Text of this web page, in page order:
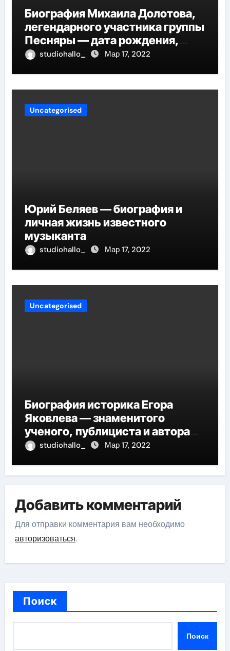
Биография Михаила Долотова,
легендарного участника группы
Песняры — дата рождения,
творческий путь и невероятные
studiohallo_ Мар 17, 2022
Uncategorised
Юрий Беляев — биография и
личная жизнь известного
музыканта
studiohallo_ Мар 17, 2022
Uncategorised
Биография историка Егора
Яковлева — знаменитого
ученого, публициста и автора
многочисленных научных
огромным вкладом в развитие
исторической науки
studiohallo_ Мар 17, 2022
Добавить комментарий
Для отправки комментария вам необходимо
авторизоваться.
Поиск
Поиск